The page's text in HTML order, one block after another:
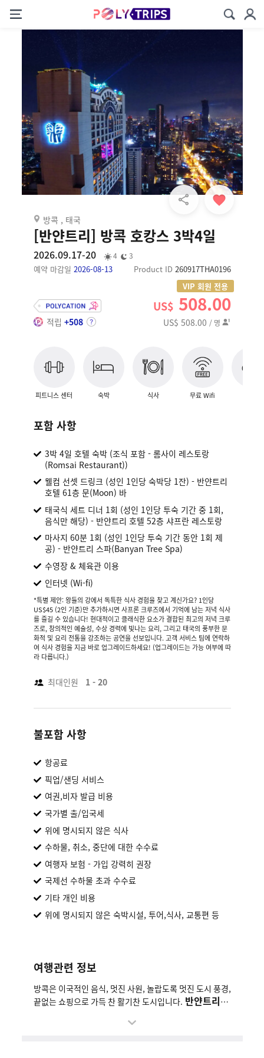
방콕 , 태국
[반얀트리] 방콕 호캉스 3박4일
2026.09.17-20 4 3
예약 마감일 2026-08-13 Product ID 260917THA0196
VIP 회원 전용
적립 +508
US$ 508.00
US$ 508.00 / 명
피트니스 센터 숙박 식사 무료 Wifi
포함 사항
3박 4일 호텔 숙박 (조식 포함 - 롬사이 레스토랑
(Romsai Restaurant))
웰컴 선셋 드링크 (성인 1인당 숙박당 1잔) - 반얀트리
호텔 61층 문(Moon) 바
태국식 세트 디너 1회 (성인 1인당 투숙 기간 중 1회,
음식만 해당) - 반얀트리 호텔 52층 샤프란 레스토랑
마사지 60분 1회 (성인 1인당 투숙 기간 동안 1회 제
공) - 반얀트리 스파(Banyan Tree Spa)
수영장 & 체육관 이용
인터넷 (Wi-fi)
*특별 제안: 왕들의 강에서 독특한 식사 경험을 찾고 계신가요? 1인당
US$45 (2인 기준)만 추가하시면 사프론 크루즈에서 기억에 남는 저녁 식사
를 즐길 수 있습니다! 현대적이고 클래식한 요소가 결합된 최고의 저녁 크루
즈로, 창의적인 예술성, 수상 경력에 빛나는 요리, 그리고 태국의 풍부한 문
화적 및 요리 전통을 강조하는 공연을 선보입니다. 고객 서비스 팀에 연락하
여 식사 경험을 지금 바로 업그레이드하세요! (업그레이드는 가능 여부에 따
라 다릅니다.)
최대인원 1 - 20
불포함 사항
항공료
픽업/샌딩 서비스
여권,비자 발급 비용
국가별 출/입국세
위에 명시되지 않은 식사
수하물, 취소, 중단에 대한 수수료
여행자 보험 - 가입 강력히 권장
국제선 수하물 초과 수수료
기타 개인 비용
위에 명시되지 않은 숙박시설, 투어,식사, 교통편 등
여행관련 정보
방콕은 이국적인 음식, 멋진 사원, 놀랍도록 멋진 도시 풍경,
끝없는 쇼핑으로 가득 찬 활기찬 도시입니다. 반얀트리
(Sathon/Silom) 지역에 위치해 있어 접근성이 좋습니다.